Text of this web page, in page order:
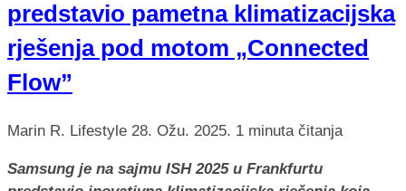
predstavio pametna klimatizacijska
rješenja pod motom „Connected
Flow”
Marin R. Lifestyle 28. Ožu. 2025. 1 minuta čitanja
Samsung je na sajmu ISH 2025 u Frankfurtu